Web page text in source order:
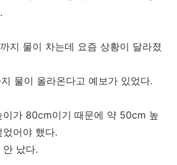
지 물이 차는데 요즘 상황이 달라졌
물이 올라온다고 예보가 있었다.
이가 80cm이기 때문에 약 50cm 높
어야 했다.
안 났다.